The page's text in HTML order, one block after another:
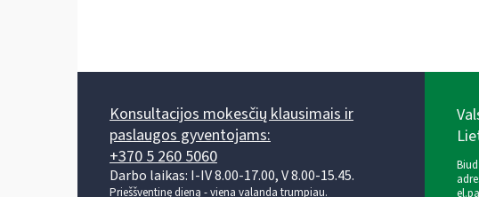
Konsultacijos mokesčių klausimais ir
paslaugos gyventojams:
+370 5 260 5060
Darbo laikas: I-IV 8.00-17.00, V 8.00-15.45.
Prieššventinę dieną - viena valanda trumpiau.